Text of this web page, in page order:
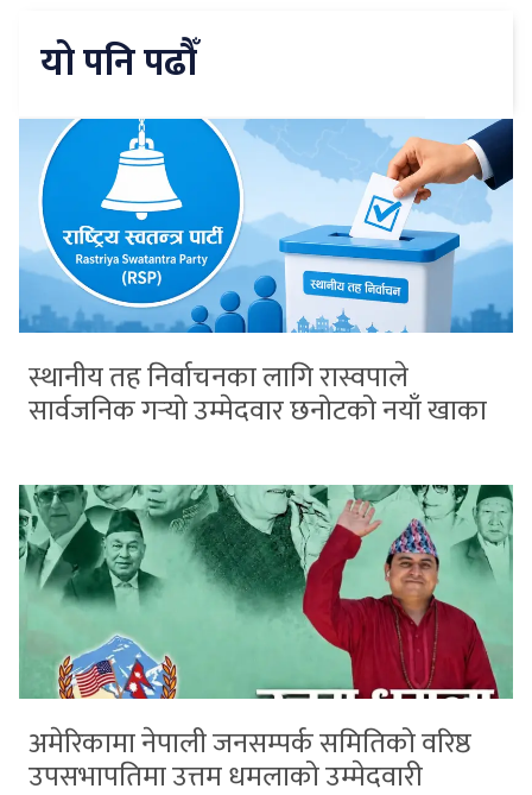
यो पनि पढौँ
स्थानीय तह निर्वाचनका लागि रास्वपाले
सार्वजनिक गर्‍यो उम्मेदवार छनोटको नयाँ खाका
अमेरिकामा नेपाली जनसम्पर्क समितिको वरिष्ठ
उपसभापतिमा उत्तम धमलाको उम्मेदवारी